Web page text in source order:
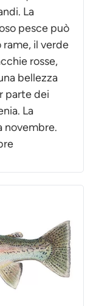
La
pesce può
rame, il verde
rosse,
bellezza
parte dei
La
novembre.